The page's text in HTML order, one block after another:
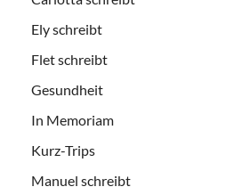
Ely schreibt
Flet schreibt
Gesundheit
In Memoriam
Kurz-Trips
Manuel schreibt